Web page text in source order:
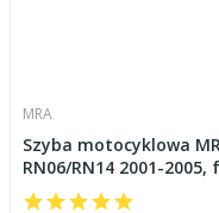
MRA
Szyba motocyklowa
RN06/RN14 2001-